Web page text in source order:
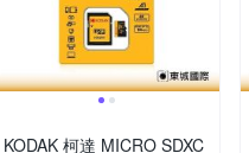
KODAK 柯達 MICRO SDXC